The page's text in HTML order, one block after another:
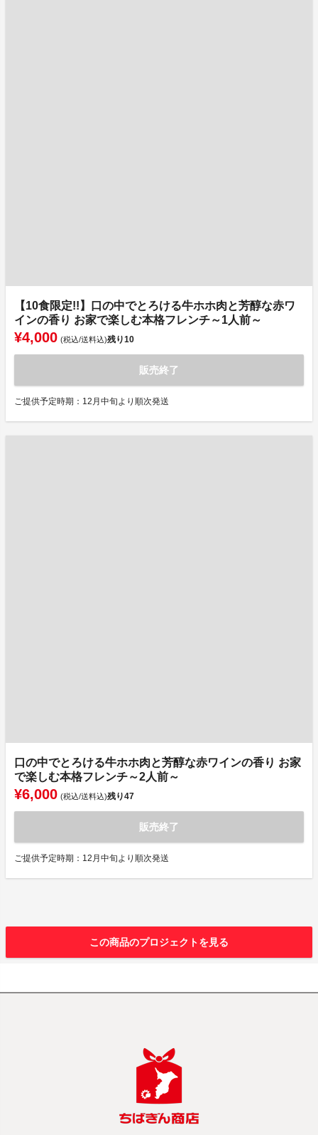
【10食限定!!】口の中でとろける牛ホホ肉と芳醇な赤ワ
インの香り お家で楽しむ本格フレンチ～1人前～
¥4,000 (税込/送料込)残り10
販売終了
ご提供予定時期：12月中旬より順次発送
口の中でとろける牛ホホ肉と芳醇な赤ワインの香り お家
で楽しむ本格フレンチ～2人前～
¥6,000 (税込/送料込)残り47
販売終了
ご提供予定時期：12月中旬より順次発送
この商品のプロジェクトを見る